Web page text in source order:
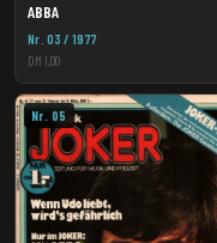
ABBA
Nr. 03 / 1977
DM 1,00
Nr. 05